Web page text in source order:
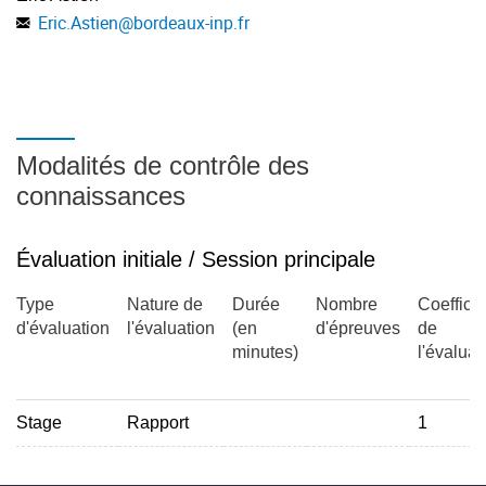
Eric.Astien@bordeaux-inp.fr
Modalités de contrôle des
connaissances
Évaluation initiale / Session principale
Type
d'évaluation
Nature de
l'évaluation
Durée
(en
minutes)
Nombre
d'épreuves
de
Stage Rapport 1